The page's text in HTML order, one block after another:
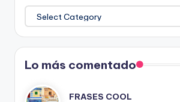
Temas
del
Blog
Lo más comentado
FRASES COOL